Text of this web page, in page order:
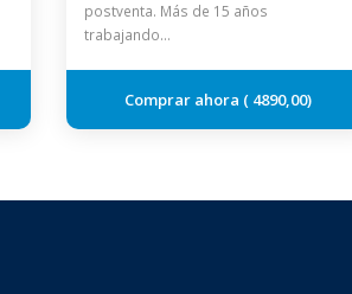
postventa. Más de 15 años
trabajando…
4890,00